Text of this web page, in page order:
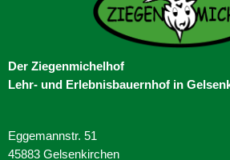
Der Ziegenmichelhof
Lehr- und Erlebnisbauernhof in
Eggemannstr. 51
45883 Gelsenkirchen